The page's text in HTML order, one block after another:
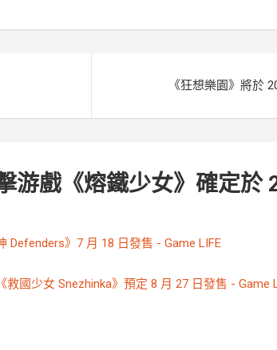
《狂想樂園》將於
游戲《熔鐵少女》確定於
Defenders》7 月 18 日發售 - Game LIFE
救國少女 Snezhinka》預定 8 月 27 日發售 - Game